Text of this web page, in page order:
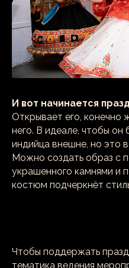
И вот начинается
Открывает его, конечно
него. В идеале, чтобы
индийца внешне, но это
Можно создать образ с
украшенного камнями и
костюм подчеркнёт
Чтобы поддержать
тематика ведения